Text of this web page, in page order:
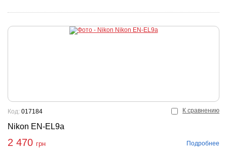
К сравнению
Nikon EN-EL9a
Код: 017184
2 470 грн Подробнее